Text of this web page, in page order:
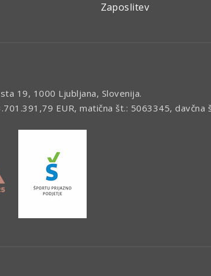
Zaposlitev
19, 1000 Ljubljana, Slovenija.
EUR, matična št.: 5063345, davčna